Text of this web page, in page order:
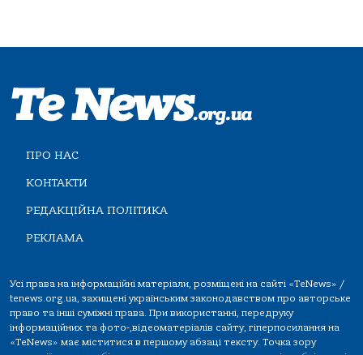
ПРО НАС
КОНТАКТИ
РЕДАКЦІЙНА ПОЛІТИКА
РЕКЛАМА
Усі права на інформаційні матеріали, розміщені на сайті «TeNews» /
tenews.org.ua, захищені українським законодавством про авторське
право та інші суміжні права. При використанні, передруку
інформаційних та фото-,відеоматеріалів сайту, гіперпосилання на
«TeNews» має міститися в першому абзаці тексту. Точка зору